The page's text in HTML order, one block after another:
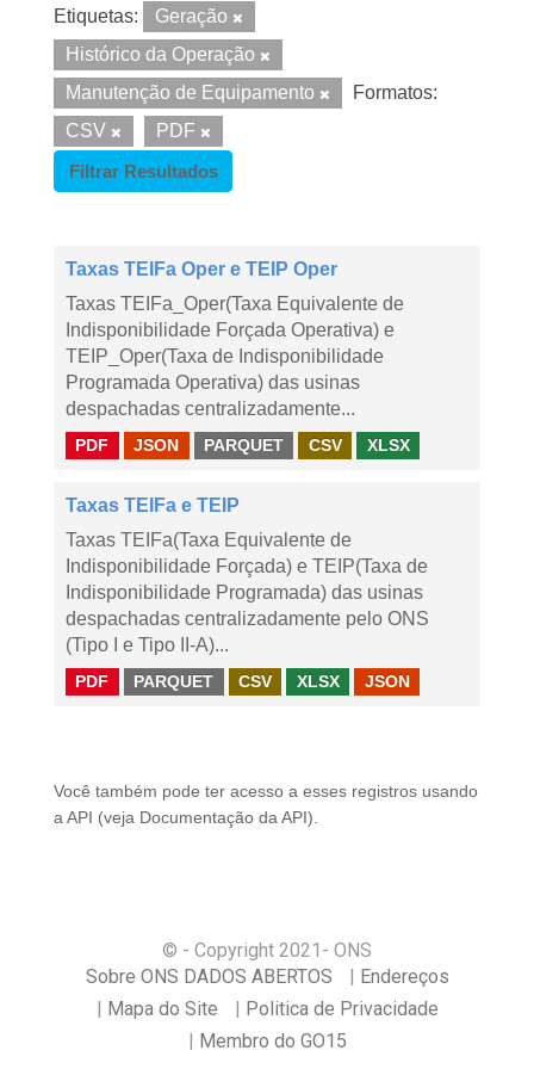
Etiquetas:
Geração
Histórico da Operação
Manutenção de Equipamento
Formatos:
CSV
PDF
Filtrar Resultados
Taxas TEIFa Oper e TEIP Oper
Taxas TEIFa_Oper(Taxa Equivalente de
Indisponibilidade Forçada Operativa) e
TEIP_Oper(Taxa de Indisponibilidade
Programada Operativa) das usinas
despachadas centralizadamente...
PDF JSON PARQUET CSV XLSX
Taxas TEIFa e TEIP
Taxas TEIFa(Taxa Equivalente de
Indisponibilidade Forçada) e TEIP(Taxa de
Indisponibilidade Programada) das usinas
despachadas centralizadamente pelo ONS
(Tipo I e Tipo II-A)...
PDF PARQUET CSV XLSX JSON
Você também pode ter acesso a esses registros usando
a API (veja Documentação da API ).
© - Copyright 2021 - ONS
Sobre ONS DADOS ABERTOS
Endereços
Mapa do Site
Politica de Privacidade
Membro do GO15